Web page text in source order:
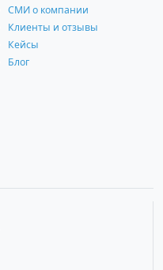
СМИ о компании
Клиенты и отзывы
Кейсы
Блог